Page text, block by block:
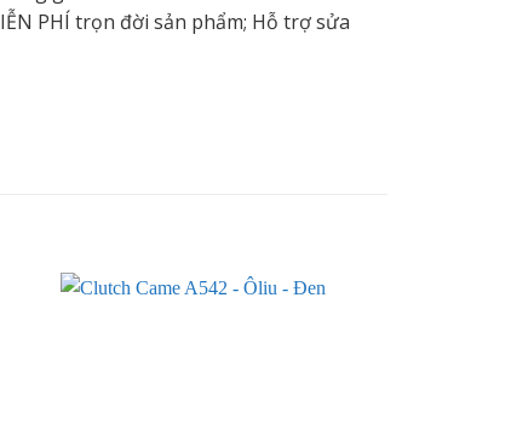
PHÍ trọn đời sản phẩm; Hỗ trợ sửa